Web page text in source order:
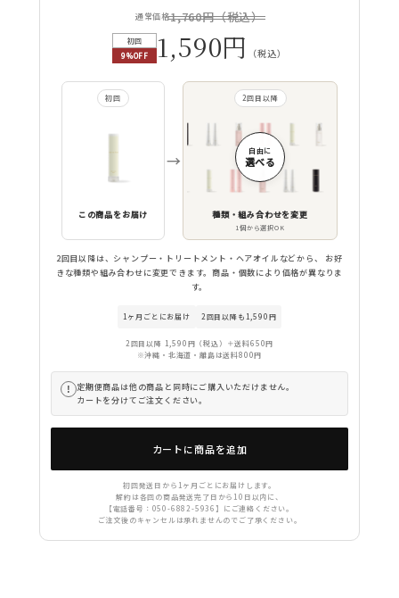
通常価格1,760円（税込）
初回
9%OFF
1,590円 （税込）
初回
この商品をお届け
→
2回目以降
自由に
選べる
種類・組み合わせを変更
1個から選択OK
2回目以降は、シャンプー・トリートメント・ヘアオイルなどから、 お好
きな種類や組み合わせに変更できます。商品・個数により価格が異なりま
す。
1ヶ月ごとにお届け 2回目以降も1,590円
2回目以降 1,590円（税込）＋送料650円
※沖縄・北海道・離島は送料800円
!
定期便商品は他の商品と同時にご購入いただけません。
カートを分けてご注文ください。
カートに商品を追加
初回発送日から1ヶ月ごとにお届けします。
解約は各回の商品発送完了日から10日以内に、
【電話番号：050-6882-5936】にご連絡ください。
ご注文後のキャンセルは承れませんのでご了承ください。